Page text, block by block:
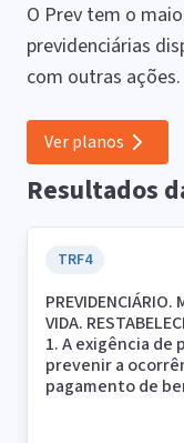
O Prev tem o
previdenciárias
com outras ações.
Ver planos
Resultados
TRF4
PREVIDENCIÁRIO.
VIDA.
1. A exigência de
prevenir a
pagamento de
hipóteses em